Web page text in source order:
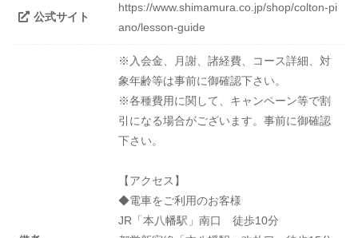
公式サイト
https://www.shimamura.co.jp/shop/colton-pi
ano/lesson-guide
※入会金、月謝、諸経費、コース詳細、対
象年齢等は事前に御確認下さい。
※各種費用に関して、キャンペーン等で割
引になる場合がございます。事前に御確認
下さい。
【アクセス】
◆電車をご利用のお客様
JR「本八幡駅」南口 徒歩10分